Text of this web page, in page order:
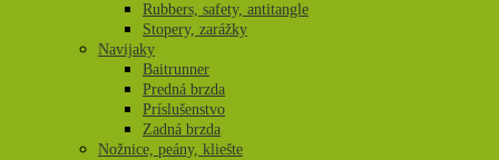
Rubbers, safety, antitangle
Stopery, zarážky
Navijaky
Baitrunner
Predná brzda
Príslušenstvo
Zadná brzda
Nožnice, peány, kliešte